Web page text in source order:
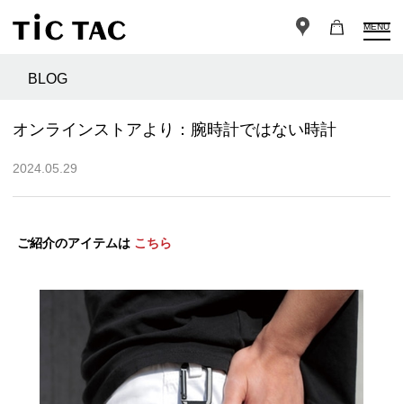
MENU
BLOG
オンラインストアより：腕時計ではない時計
2024.05.29
ご紹介のアイテムは こちら